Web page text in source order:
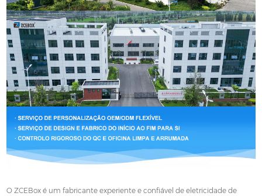
O ZCEBox é um fabricante experiente e confiável de eletricidade de